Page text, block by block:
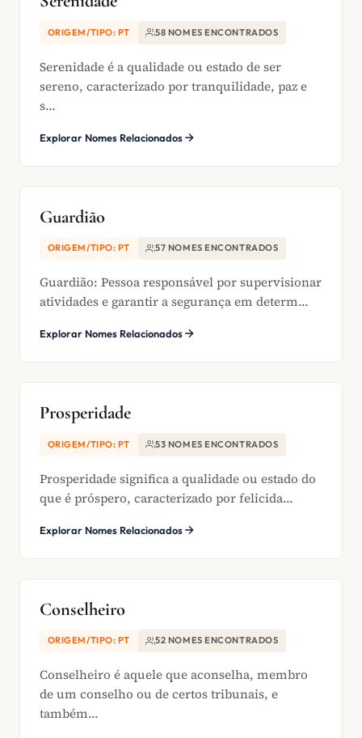
ORIGEM/TIPO: PT 58 NOMES ENCONTRADOS
Serenidade é a qualidade ou estado de ser
sereno, caracterizado por tranquilidade, paz e
s...
Explorar Nomes Relacionados
Guardião
ORIGEM/TIPO: PT 57 NOMES ENCONTRADOS
Guardião: Pessoa responsável por supervisionar
atividades e garantir a segurança em determ...
Explorar Nomes Relacionados
Prosperidade
ORIGEM/TIPO: PT 53 NOMES ENCONTRADOS
Prosperidade significa a qualidade ou estado do
que é próspero, caracterizado por felicida...
Explorar Nomes Relacionados
Conselheiro
ORIGEM/TIPO: PT 52 NOMES ENCONTRADOS
Conselheiro é aquele que aconselha, membro
de um conselho ou de certos tribunais, e
também...